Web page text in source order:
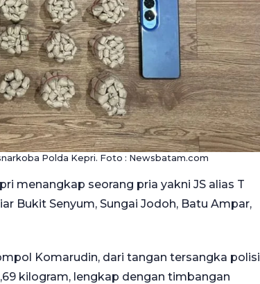
Polda Kepri. Foto : Newsbatam.com
menangkap seorang pria yakni JS alias T
Bukit Senyum, Sungai Jodoh, Batu Ampar,
Komarudin, dari tangan tersangka polisi
kilogram, lengkap dengan timbangan